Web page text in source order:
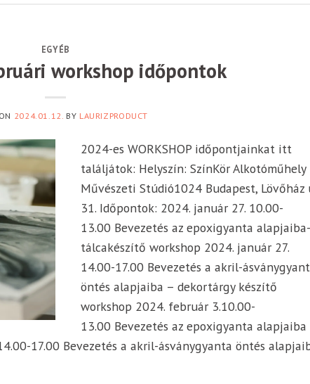
EGYÉB
workshop időpontok
2024.01.12. BY LAURIZPRODUCT
2024-es WORKSHOP időpontjainkat itt
találjátok: Helyszín: SzínKör Alkotóműhely
Művészeti Stúdió1024 Budapest, Lövőház
31. Időpontok: 2024. január 27. 10.00-
13.00 Bevezetés az epoxigyanta alapjaiba-
tálcakészítő workshop 2024. január 27.
14.00-17.00 Bevezetés a akril-
öntés alapjaiba – dekortárgy készítő
workshop 2024. február 3.10.00-
13.00 Bevezetés az epoxigyanta alapjaiba
17.00 Bevezetés a akril-ásványgyanta öntés